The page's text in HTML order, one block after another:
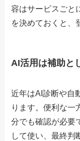
容はサービスごと
を決めておくと、
AI活用は補助と
近年はAI診断や自
ります。便利な一
分でも確認が必要
して使い、最終判